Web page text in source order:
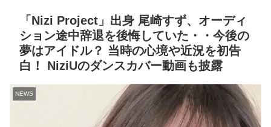
「Nizi Project」出身 尾崎すず、オーディ
ション途中辞退を後悔していた・・今後の
夢はアイドル？ 当時の心境や近況を初告
白！ NiziUのダンスカバー動画も披露
NEWS